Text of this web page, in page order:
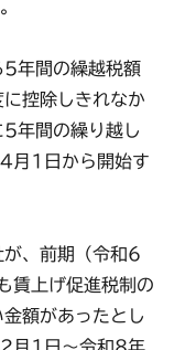
年間の繰越税額
控除しきれなか
5年間の繰り越し
月1日から開始す
、前期（令和6
上げ促進税制の
額があったとし